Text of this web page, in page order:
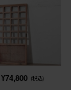
¥74,800 (税込)